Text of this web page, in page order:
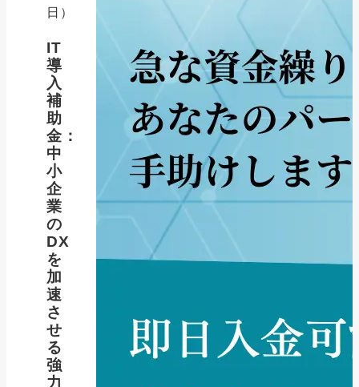
日）
IT
導
入
補
助
金：
中
小
企
業
の
DX
を
加
速
さ
せ
る
強
力